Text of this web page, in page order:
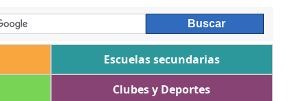
Escuelas secundarias
Clubes y Deportes